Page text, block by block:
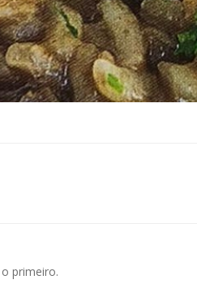
primeiro.